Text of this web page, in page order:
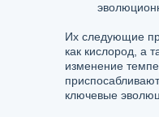
Их следующие
как кислород, а
изменение
ключевые